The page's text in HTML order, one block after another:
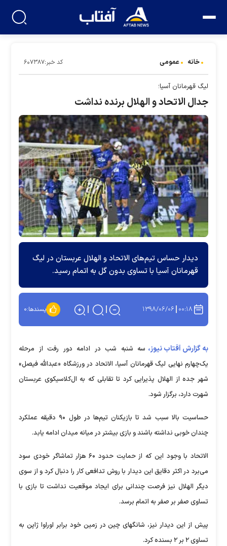
خانه عمومی کد خبر:۶۰۷۳۸۷
لیگ قهرمانان آسیا؛
جدال الاتحاد و الهلال برنده نداشت
دیدار حساس تیم‌های الاتحاد و الهلال عربستان در لیگ
قهرمانان آسیا با تساوی بدون گل به اتمام رسید.
۰۰:۱۸ ۱۳۹۸/۰۶/۰۶ پسندها:۰
به گزارش آفتاب نیوز، سه شنبه شب در ادامه دور رفت از مرحله
یک‌چهارم نهایی لیگ قهرمانان آسیا، الاتحاد در ورزشگاه «عبدالله فیصل»
شهر جده از الهلال پذیرایی کرد تا تقابلی که به ال‌کلاسیکوی عربستان
شهرت دارد، برگزار شود.
حساسیت بالا سبب شد تا بازیکنان تیم‌ها در طول ۹۰ دقیقه عملکرد
چندان خوبی نداشته باشند و بازی بیشتر در میانه میدان ادامه یابد.
الاتحاد با وجود این که از حمایت حدود ۶۰ هزار تماشاگر خودی سود
می‌برد در اکثر دقایق این دیدار با روش تدافعی کار را دنبال کرد و از سوی
دیگر الهلال نیز فرصت چندانی برای ایجاد موقعیت نداشت تا بازی با
تساوی صفر بر صفر به اتمام برسد.
پیش از این دیدار نیز، شانگهای چین در زمین خود برابر اوراوا ژاپن به
تساوی ۲ بر ۲ بسنده کرد.